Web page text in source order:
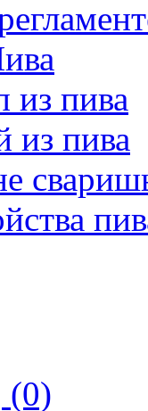
из пива
из пива
(0)